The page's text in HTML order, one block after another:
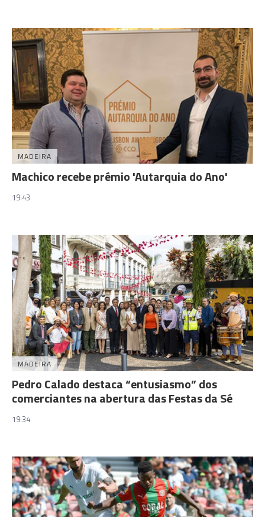
MADEIRA
Machico recebe prémio 'Autarquia do Ano'
19:43
MADEIRA
Pedro Calado destaca “entusiasmo” dos
comerciantes na abertura das Festas da Sé
19:34